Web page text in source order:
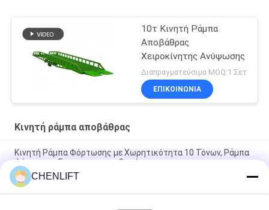
10τ Κινητή Ράμπα
Αποβάθρας
Χειροκίνητης Ανύψωσης
Διαπραγματεύσιμα MOQ:1 Σετ
ΕΠΙΚΟΙΝΩΝΙΑ
Κινητή ράμπα αποβάθρας
Κινητή Ράμπα Φόρτωσης με Χωρητικότητα 10 Τόνων, Ράμπα
Φόρτωσης Εμπορευματοκιβωτίων
Κινητή Ράμπα Αποβάθρας Μεγάλης Φορτωτικής Ικανότητας
Με Εξωτερικά Στηρίγματα Κινητός Διαμορφωτής Αποβάθρας
CHENLIFT